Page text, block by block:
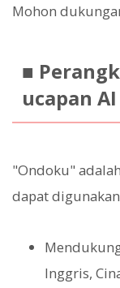
Mohon
■
ucapan
"Ondoku"
dapat
Inggris,